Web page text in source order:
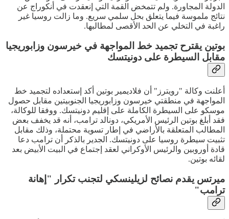
الدولة المجاورة. ولم تتمخض القمة التي إنعقدت في أنكوراج عن
نتائج ملموسة فيما يتعلق بحل سلمي سريع. وما زالت روسيا غير
راغبة في التخلي عن الحد الأقصى لمطالبها.
بوتين يقترح تجميد خط المواجهة في خيرسون وزابوريجيا
مقابل السيطرة على دونيتسك
أعلنت وكالة "رويترز" أن فلاديمير بوتين أكد إستعداده لتجميد خط
المواجهة في منطقتي خيرسون وزابوريجيا الجنوبيتين مقابل حصول
موسكو على السيطرة الكاملة على إقليم دونيتسك. ووفقا للوكالة،
فقد أبلغ بوتين الرئيس الأمريكي، دونالد ترامب، أنه قد يخفف بعض
المطالب المتعلقة بالأراضي في إطار تسوية محتملة، وذلك مقابل
تثبيت سيطرة روسيا على دونيتسك. الجدير بالذكر أن ترامب دعا
قادة أوروبين والرئيس الأوكراني لعقد إجتماع في البيت الأبيض بعد
لقائه بوتين.
ميرتس يقدم نصائح لزيلينسكي لتجنب تكرار "إهانة
ترامب"